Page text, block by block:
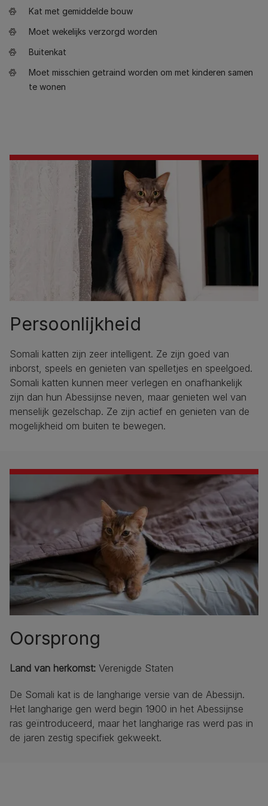
Kat met gemiddelde bouw
Moet wekelijks verzorgd worden
Buitenkat
Moet misschien getraind worden om met kinderen samen
te wonen
Persoonlijkheid
Somali katten zijn zeer intelligent. Ze zijn goed van
inborst, speels en genieten van spelletjes en speelgoed.
Somali katten kunnen meer verlegen en onafhankelijk
zijn dan hun Abessijnse neven, maar genieten wel van
menselijk gezelschap. Ze zijn actief en genieten van de
mogelijkheid om buiten te bewegen.
Oorsprong
Land van herkomst: Verenigde Staten
De Somali kat is de langharige versie van de Abessijn.
Het langharige gen werd begin 1900 in het Abessijnse
ras geïntroduceerd, maar het langharige ras werd pas in
de jaren zestig specifiek gekweekt.